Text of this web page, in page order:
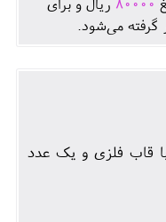
گرفته می‌شود.
قاب فلزی و یک عدد